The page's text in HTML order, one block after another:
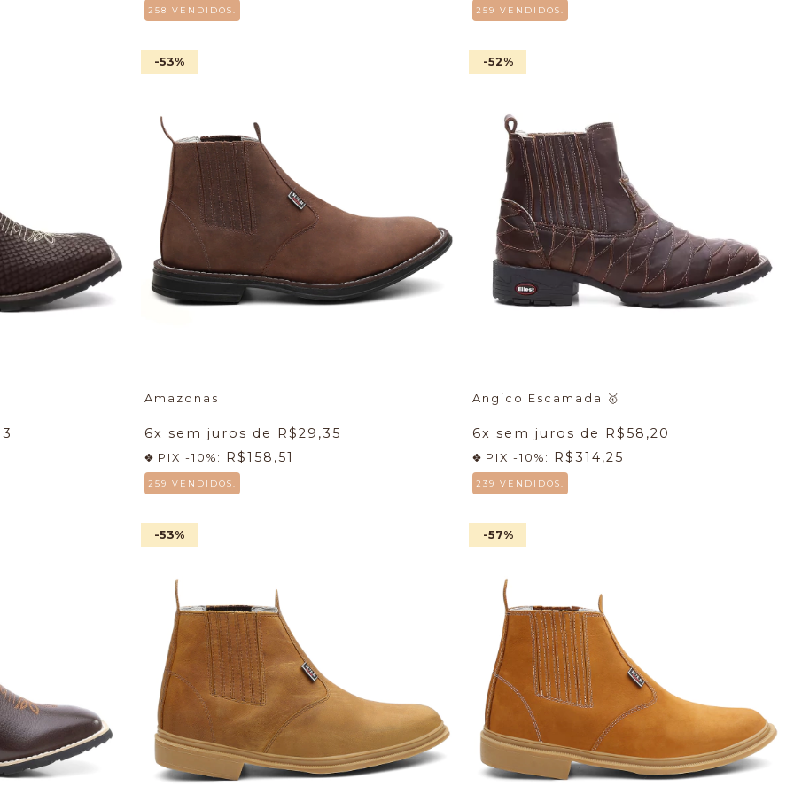
258 VENDIDOS. 259 VENDIDOS.
-53%
Amazonas
6x sem juros de R$29,35
PIX -10%: R$158,51
259 VENDIDOS.
-52%
Angico Escamada 🥇
6x sem juros de R$58,20
PIX -10%: R$314,25
239 VENDIDOS.
-53% -57%